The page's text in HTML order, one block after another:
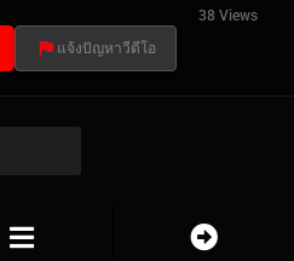
38 Views
แจ้งปัญหาวีดีโอ